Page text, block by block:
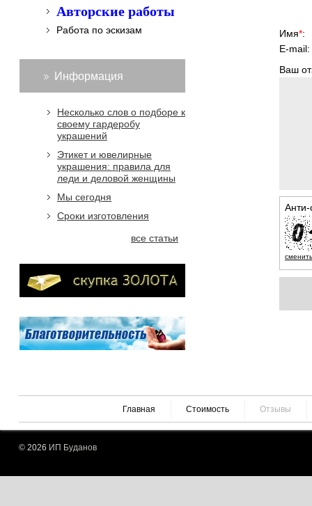
Авторские работы
Работа по эскизам
Информация
Несколько слов о подборе к
своему гардеробу
украшений
Этикет и ювелирные
украшения: правила для
леди и деловой женщины
Мы сегодня
Сроки изготовления
все статьи
Имя*:
E-mail:
Ваш
Главная Стоимость Отзывы
© 2026 ИП Буданов